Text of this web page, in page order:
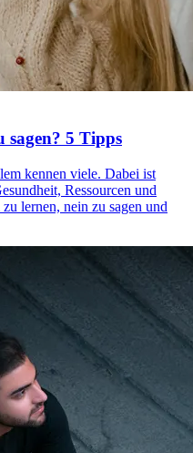
sagen? 5 Tipps
kennen viele. Dabei ist
Ressourcen und
lernen, nein zu sagen und